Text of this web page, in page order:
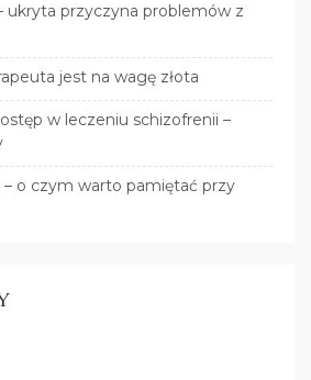
ukryta przyczyna problemów z
jest na wagę złota
w leczeniu schizofrenii –
– o czym warto pamiętać przy